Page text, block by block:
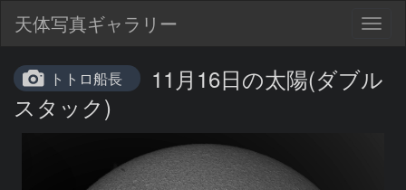
天体写真ギャラリー
トトロ船長
11月16日の太陽(ダブル
スタック)